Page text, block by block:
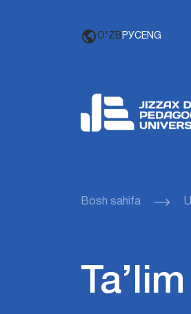
O'ZB РУСENG
Bosh sahifa